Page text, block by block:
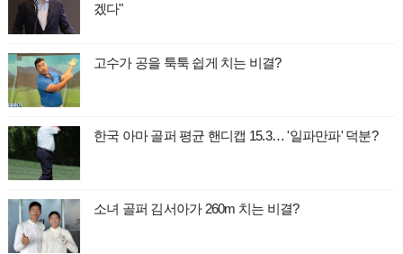
겠다"
고수가 공을 툭툭 쉽게 치는 비결?
한국 아마 골퍼 평균 핸디캡 15.3… '일파만파' 덕분?
소녀 골퍼 김서아가 260m 치는 비결?